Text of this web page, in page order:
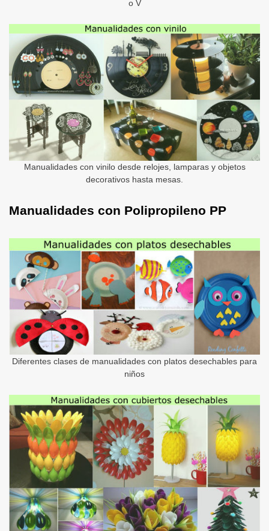
o V
Manualidades con vinilo desde relojes, lamparas y objetos
decorativos hasta mesas.
Manualidades con Polipropileno PP
Diferentes clases de manualidades con platos desechables para
niños